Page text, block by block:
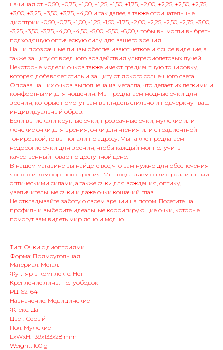
начиная от +0,50, +0,75, +1,00, +1,25, +1,50, +1,75, +2,00, +2,25, +2,50, +2,75,
+3,00, +3,25, +3,50, +3,75, +4,00 и так далее, а также отрицательные
диоптрии -0,50, -0,75, -1,00, -1,25, -1,50, -1,75, -2,00, -2,25, -2,50, -2,75, -3,00,
-3,25, -3,50, -3,75, -4,00, -4,50, -5,00, -5,50, -6,00, чтобы вы могли выбрать
подходящую оптическую силу для вашего зрения.
Наши прозрачные линзы обеспечивают четкое и ясное видение, а
также защиту от вредного воздействия ультрафиолетовых лучей.
Некоторые модели очков также имеют градиентную тонировку,
которая добавляет стиль и защиту от яркого солнечного света.
Оправа наших очков выполнена из металла, что делает их легкими и
комфортными для ношения. Мы предлагаем модные очки для
зрения, которые помогут вам выглядеть стильно и подчеркнут ваш
индивидуальный образ.
Если вы искали круглые очки, прозрачные очки, мужские или
женские очки для зрения, очки для чтения или с градиентной
тонировкой, то вы попали по адресу. Мы также предлагаем
недорогие очки для зрения, чтобы каждый мог получить
качественный товар по доступной цене.
В нашем магазине вы найдете все, что вам нужно для обеспечения
ясного и комфортного зрения. Мы предлагаем очки с различными
оптическими силами, а также очки для вождения, оптику,
увеличительные очки и даже очки кошачий глаз.
Не откладывайте заботу о своем зрении на потом. Посетите наш
профиль и выберите идеальные корригирующие очки, которые
помогут вам видеть мир ясно и модно.
Тип: Очки с диоптриями
Форма: Прямоугольная
Материал: Металл
Футляр в комплекте: Нет
Крепление линз: Полуободок
РЦ: 62-64
Назначение: Медицинские
Флекс: Да
Цвет: Серый
Пол: Мужские
LxWxH: 139x133x28 mm
Weight: 100 g